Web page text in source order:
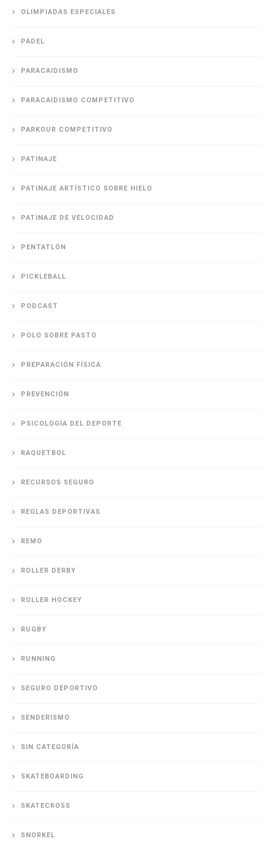
OLIMPIADAS ESPECIALES
PÁDEL
PARACAIDISMO
PARACAIDISMO COMPETITIVO
PARKOUR COMPETITIVO
PATINAJE
PATINAJE ARTÍSTICO SOBRE HIELO
PATINAJE DE VELOCIDAD
PENTATLÓN
PICKLEBALL
PODCAST
POLO SOBRE PASTO
PREPARACIÓN FÍSICA
PREVENCIÓN
PSICOLOGÍA DEL DEPORTE
RAQUETBOL
RECURSOS SEGURO
REGLAS DEPORTIVAS
REMO
ROLLER DERBY
ROLLER HOCKEY
RUGBY
RUNNING
SEGURO DEPORTIVO
SENDERISMO
SIN CATEGORÍA
SKATEBOARDING
SKATECROSS
SNORKEL